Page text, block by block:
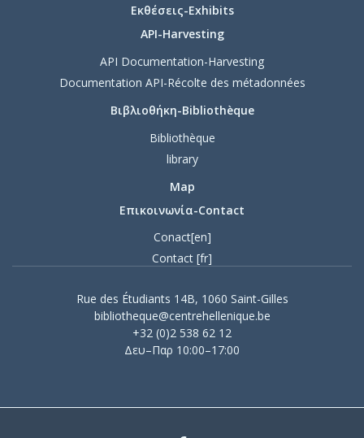
Εκθέσεις-Exhibits
API-Harvesting
API Documentation-Harvesting
Documentation API-Récolte des métadonnées
Βιβλιοθήκη-Bibliothèque
Bibliothèque
library
Map
Επικοινωνία-Contact
Conact[en]
Contact [fr]
Rue des Étudiants 14B, 1060 Saint-Gilles
bibliotheque@centrehellenique.be
+32 (0)2 538 62 12
Δευ–Παρ 10:00–17:00